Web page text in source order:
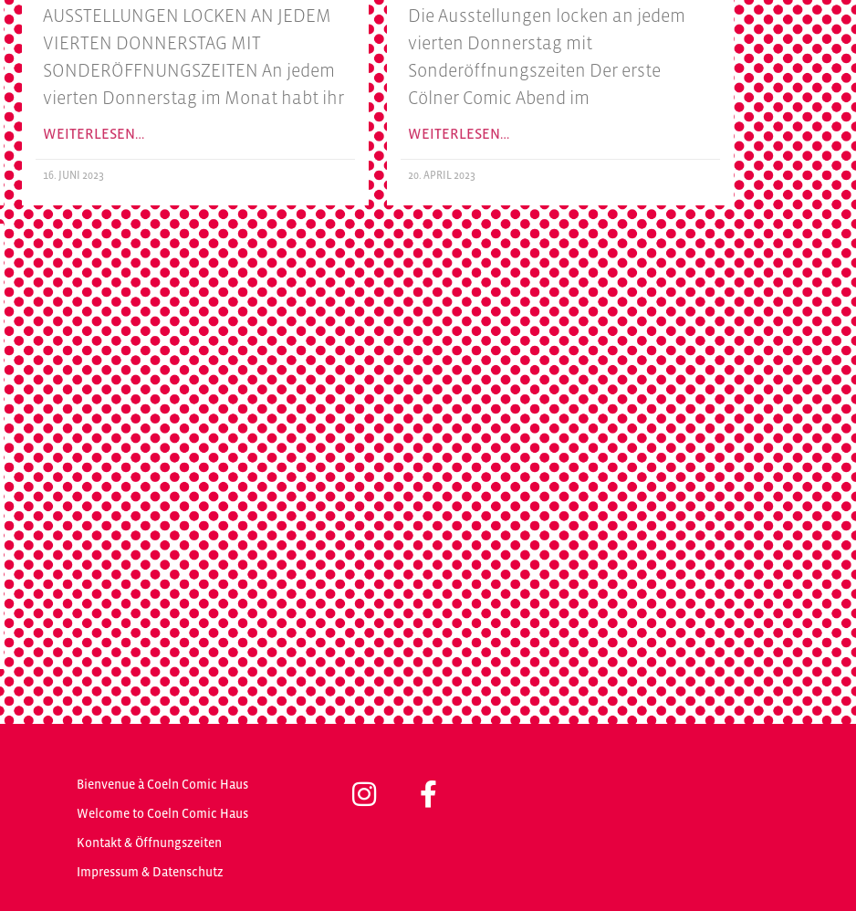
AUSSTELLUNGEN LOCKEN AN JEDEM
VIERTEN DONNERSTAG MIT
SONDERÖFFNUNGSZEITEN An jedem
vierten Donnerstag im Monat habt ihr
WEITERLESEN…
16. JUNI 2023
Die Ausstellungen locken an jedem
vierten Donnerstag mit
Sonderöffnungszeiten Der erste
Cölner Comic Abend im
WEITERLESEN…
20. APRIL 2023
Bienvenue à Coeln Comic Haus
Welcome to Coeln Comic Haus
Kontakt & Öffnungszeiten
Impressum & Datenschutz